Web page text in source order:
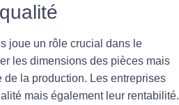
joue un rôle crucial dans le
les dimensions des pièces mais
la production. Les entreprises
mais également leur rentabilité.